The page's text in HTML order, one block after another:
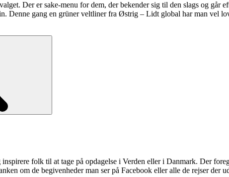
Der er sake-menu for dem, der bekender sig til den slags og går
Denne gang en grüner veltliner fra Østrig – Lidt global har man vel
folk til at tage på opdagelse i Verden eller i Danmark. Der
om de begivenheder man ser på Facebook eller alle de rejser der